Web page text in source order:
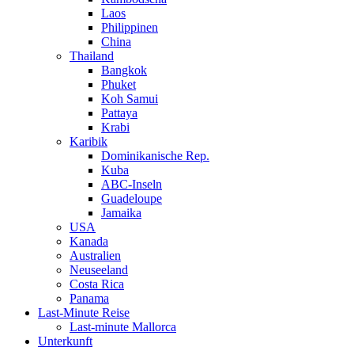
Laos
Philippinen
China
Thailand
Bangkok
Phuket
Koh Samui
Pattaya
Krabi
Karibik
Dominikanische Rep.
Kuba
ABC-Inseln
Guadeloupe
Jamaika
USA
Kanada
Australien
Neuseeland
Costa Rica
Panama
Last-Minute Reise
Last-minute Mallorca
Unterkunft